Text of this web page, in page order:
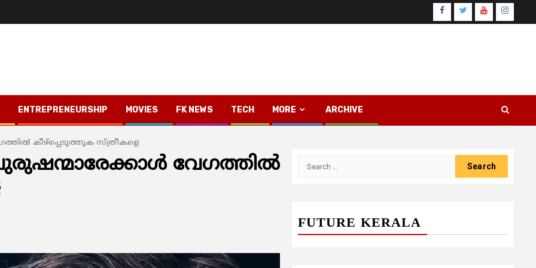
Facebook
TwitterYoutube
ENTREPRENEURSHIP MOVIES FK NEWS TECH MORE ARCHIVE
കീഴ്‌പ്പെടുത്തുക സ്ത്രീകളെ
വേഗത്തില്‍
FUTURE KERALA